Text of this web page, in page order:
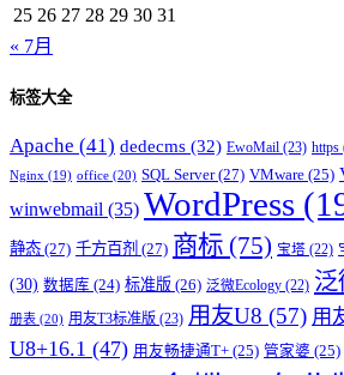
25 26 27 28 29 30 31
« 7月
标签大全
Apache (41) dedecms (32) EwoMail (23) https
Nginx (19) office (20) SQL Server(27) VMware (25)
winwebmail (35) WordPress
静态 (27) 千方百剂 (27) 商标 (75) 宝塔 (22)
(30) 数据库 (24) 标准版 (26) 泛微Ecology (22) 泛
册表 (20) 用友T3标准版 (23) 用友U8 (57) 用
U8+16.1 (47) 用友畅捷通T+ (25) 管家婆 (25)